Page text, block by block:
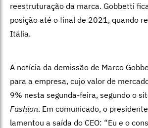
reestruturação da marca. Gobbetti
posição até o final de 2021, quando
Itália.
A notícia da demissão de Marco
para a empresa, cujo valor de
9% nesta segunda-feira, segundo o
Fashion. Em comunicado, o
lamentou a saída do CEO: “Eu e o